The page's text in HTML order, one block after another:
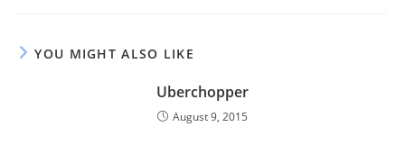
YOU MIGHT ALSO LIKE
Uberchopper
August 9, 2015